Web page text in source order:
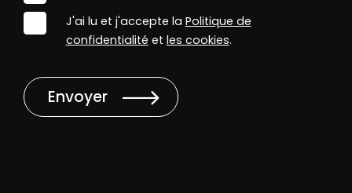
J'ai lu et j'accepte la Politique de
confidentialité et les cookies.
Envoyer